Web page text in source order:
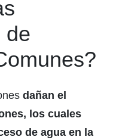
de
dañan el
los cuales
de agua en la